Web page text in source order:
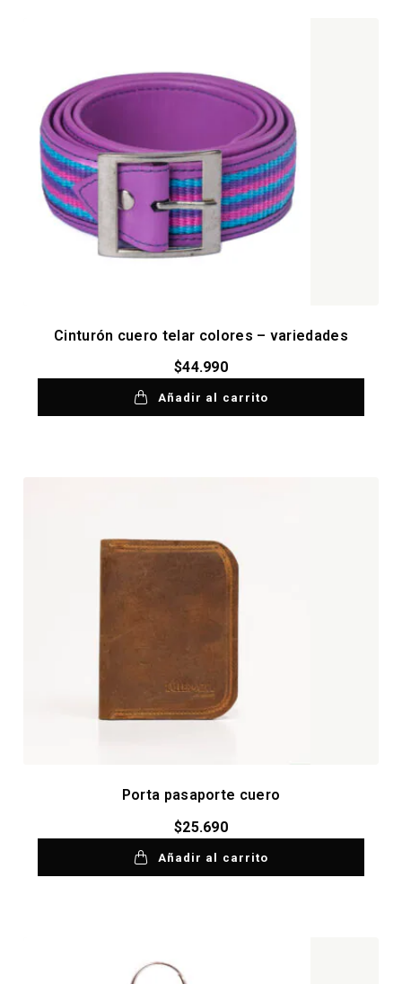
Cinturón cuero telar colores – variedades
$44.990
Añadir al carrito
Porta pasaporte cuero
$25.690
Añadir al carrito